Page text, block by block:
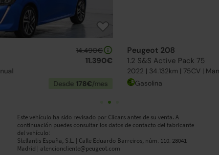
2022 | 34.132km | 75CV | Manual
11.390€
Desde
Este vehículo ha sido revisado por Clicars antes de su venta. A
continuación puedes consultar los datos de contacto del fabricante
del vehículo:
Stellantis España, S.L. | Calle Eduardo Barreiros, núm. 110. 28041
Madrid | atencioncliente@peugeot.com